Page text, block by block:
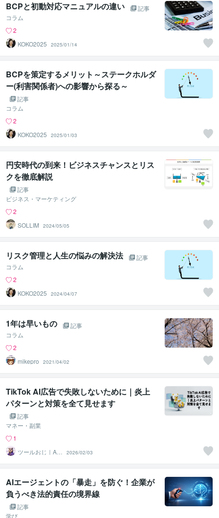
BCPと初動対応マニュアルの違い
記事
コラム
2
KOKO2025
2025/01/14
BCPを策定するメリット～ステークホルダ
ー(利害関係者)への影響から探る～
記事
コラム
2
KOKO2025
2025/01/03
円安時代の到来！ビジネスチャンスとリス
クを徹底解説
記事
ビジネス・マーケティング
2
SOLLIM
2024/05/05
リスク管理と人生の悩みの解決法
記事
コラム
2
KOKO2025
2024/04/07
1年は早いもの
記事
コラム
2
mikepro
2021/04/02
TikTok AI広告で失敗しないために｜炎上
パターンと対策を全て見せます
記事
マネー・副業
1
ツールおじ｜A
I・業務自動化・
小型開発
2026/02/03
AIエージェントの「暴走」を防ぐ！企業が
負うべき法的責任の境界線
記事
学び